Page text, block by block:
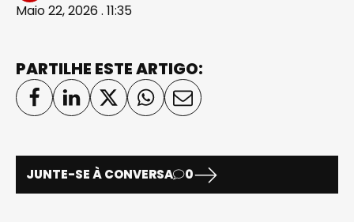
Maio 22, 2026 . 11:35
PARTILHE ESTE ARTIGO:
JUNTE-SE À CONVERSA 0